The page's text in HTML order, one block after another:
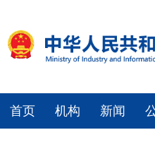
首页 机构 新闻